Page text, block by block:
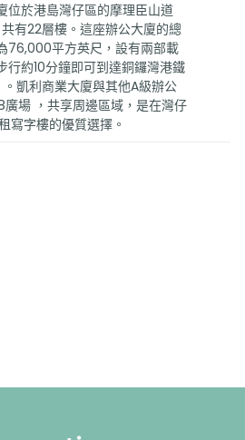
位於港島灣仔區的摩理臣山道
有22層樓。這座辦公大廈的總
76,000平方英尺，設有兩部載
行約10分鐘即可到達銅鑼灣港鐵
凱利商業大廈與其他A級辦公
場 ，共享周邊區域，是在灣仔
字樓的優質選擇。